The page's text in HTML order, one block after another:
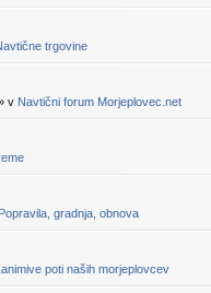
trgovine
v Navtični forum Morjeplovec.net
Popravila, gradnja, obnova
poti naših morjeplovcev